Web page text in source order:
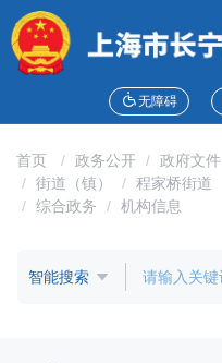
障
碍
说
无障碍
首页 政务公开
政府文件
街道（镇）
程家桥街道
综合政务
机构信息